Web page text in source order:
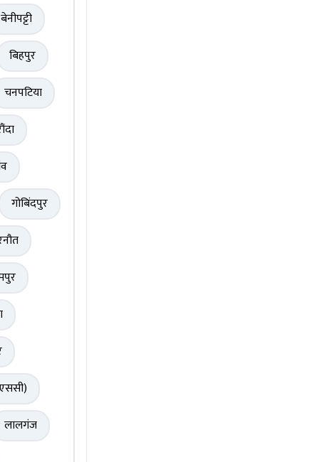
बेनीपट्टी
बिहपुर
चनपटिया
गोबिंदपुर
लालगंज